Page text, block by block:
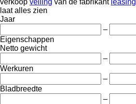
laat alles zien
Jaar
–
Eigenschappen
Netto gewicht
–
Werkuren
–
Bladbreedte
–